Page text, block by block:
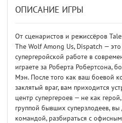
ОПИСАНИЕ ИГРЫ
От сценаристов и режиссёров
The Wolf Among Us, Dispatch —
супергеройской работе в
играете за Роберта Робертсона,
Мэн. После того как ваш боевой
заклятый враг, вам приходится
центр супергероев — не как
группой бывших суперзлодеев,
командой, разбираться с